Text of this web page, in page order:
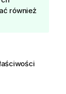
również